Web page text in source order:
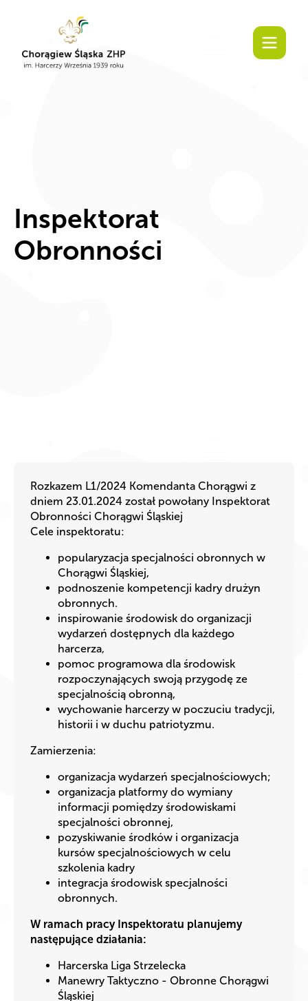
Inspektorat
Obronności
Rozkazem L1/2024 Komendanta Chorągwi z
dniem 23.01.2024 został powołany Inspektorat
Obronności Chorągwi Śląskiej
Cele inspektoratu:
popularyzacja specjalności obronnych w
Chorągwi Śląskiej,
podnoszenie kompetencji kadry drużyn
obronnych.
inspirowanie środowisk do organizacji
wydarzeń dostępnych dla każdego
harcerza,
pomoc programowa dla środowisk
rozpoczynających swoją przygodę ze
specjalnością obronną,
wychowanie harcerzy w poczuciu tradycji,
historii i w duchu patriotyzmu.
Zamierzenia:
organizacja wydarzeń specjalnościowych;
organizacja platformy do wymiany
informacji pomiędzy środowiskami
specjalności obronnej,
pozyskiwanie środków i organizacja
kursów specjalnościowych w celu
szkolenia kadry
integracja środowisk specjalności
obronnych.
W ramach pracy Inspektoratu planujemy
następujące działania:
Harcerska Liga Strzelecka
Manewry Taktyczno - Obronne Chorągwi
Śląskiej